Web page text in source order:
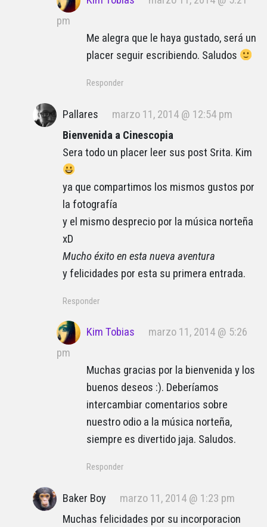
pm
Me alegra que le haya gustado, será un
placer seguir escribiendo. Saludos
Responder
Pallares
marzo 11, 2014 @ 12:54 pm
Bienvenida a Cinescopia
Sera todo un placer leer sus post Srita. Kim
ya que compartimos los mismos gustos por
la fotografía
y el mismo desprecio por la música norteña
xD
Mucho éxito en esta nueva aventura
y felicidades por esta su primera entrada.
Responder
Kim Tobias
marzo 11, 2014 @ 5:26
pm
Muchas gracias por la bienvenida y los
buenos deseos :). Deberíamos
intercambiar comentarios sobre
nuestro odio a la música norteña,
siempre es divertido jaja. Saludos.
Responder
Baker Boy
marzo 11, 2014 @ 1:23 pm
Muchas felicidades por su incorporacion